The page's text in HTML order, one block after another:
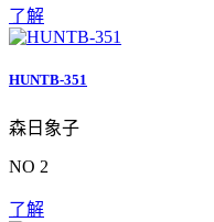
了解
HUNTB-351
森日象子
NO 2
了解